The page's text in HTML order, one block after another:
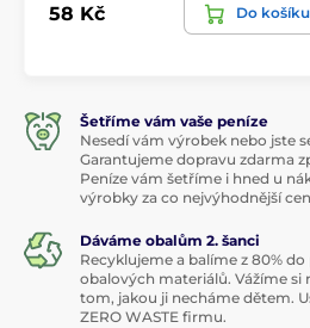
58 Kč Do košíku
Šetříme vám vaše peníze
Nesedí vám výrobek nebo jste
Garantujeme dopravu zdarma
Peníze vám šetříme i hned u
výrobky za co nejvýhodnější
Dáváme obalům 2. šanci
Recyklujeme a balíme z 80%
obalových materiálů. Vážíme si
tom, jakou ji necháme dětem.
ZERO WASTE firmu.